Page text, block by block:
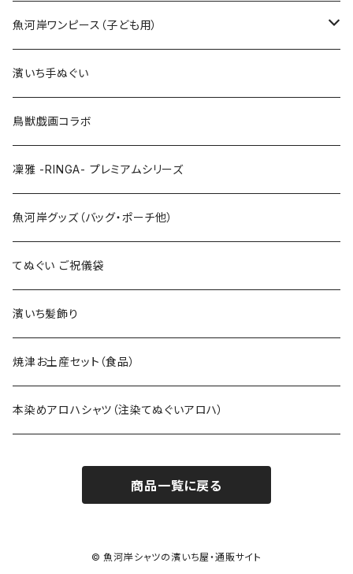
Mサイズ
Lサイズ
LLサイズ
特大3Lサイズ
100cm
110cm
120cm
130cm
上下セット
魚河岸ワンピース（子ども用）
100cm
120cm
濱いち手ぬぐい
鳥獣戯画コラボ
凜雅 -RINGA- プレミアムシリーズ
魚河岸グッズ（バッグ・ポーチ他）
てぬぐい ご祝儀袋
濱いち髪飾り
焼津お土産セット（食品）
本染めアロハシャツ（注染てぬぐいアロハ）
商品一覧に戻る
© 魚河岸シャツの濱いち屋・通販サイト